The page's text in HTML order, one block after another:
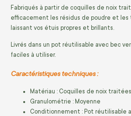
Fabriqués à partir de coquilles de noix
efficacement les résidus de poudre et
laissant vos étuis propres et brillants.
Livrés dans un pot réutilisable avec bec
faciles à utiliser.
Caractéristiques techniques :
Matériau : Coquilles de noix traitées
Granulométrie : Moyenne
Conditionnement : Pot réutilisable